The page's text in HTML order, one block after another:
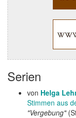
Serien
von Helga
Stimmen aus
"Vergebung"